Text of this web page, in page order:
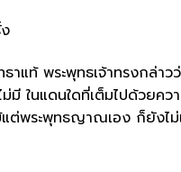
แท้ พระพุทธเจ้าทรงกล่า
มี ในแดนใดที่เต็มไปด้วยค
แต่พระพุทธญาณเอง ก็ยังไ